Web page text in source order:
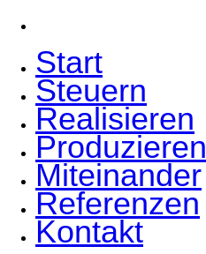
Start
Steuern
Realisieren
Produzieren
Miteinander
Referenzen
Kontakt